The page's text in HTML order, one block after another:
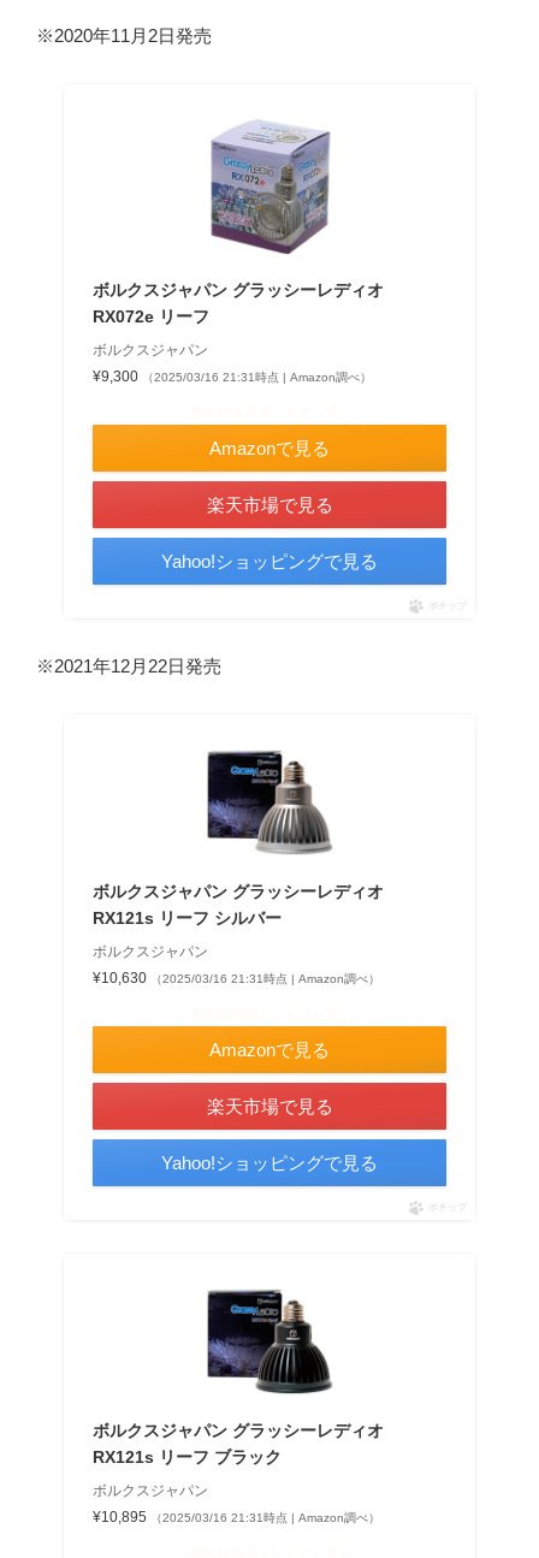
※2020年11月2日発売
ボルクスジャパン グラッシーレディオ
RX072e リーフ
ボルクスジャパン
¥9,300
（2025/03/16 21:31時点 | Amazon調べ）
Amazonで見る
楽天市場で見る
Yahoo!ショッピングで見る
ポチップ
※2021年12月22日発売
ボルクスジャパン グラッシーレディオ
RX121s リーフ シルバー
ボルクスジャパン
¥10,630
（2025/03/16 21:31時点 | Amazon調べ）
Amazonで見る
楽天市場で見る
Yahoo!ショッピングで見る
ポチップ
ボルクスジャパン グラッシーレディオ
RX121s リーフ ブラック
ボルクスジャパン
¥10,895
（2025/03/16 21:31時点 | Amazon調べ）